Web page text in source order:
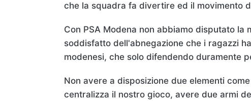
che la squadra fa divertire ed il movimento
Con PSA Modena non abbiamo disputato
soddisfatto dell'abnegazione che i ragazzi
modenesi, che solo difendendo duramente
Non avere a disposizione due elementi
centralizza il nostro gioco, avere due armi